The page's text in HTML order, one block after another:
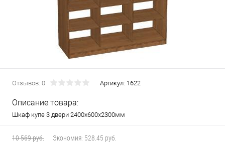
Отзывов: 0 Артикул: 1622
Описание товара:
Шкаф купе 3 двери 2400х600х2300мм
10 569 руб. Экономия: 528.45 руб.